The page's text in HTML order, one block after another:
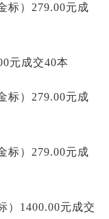
标）279.00元成
元成交40本
标）279.00元成
标）279.00元成
）1400.00元成交